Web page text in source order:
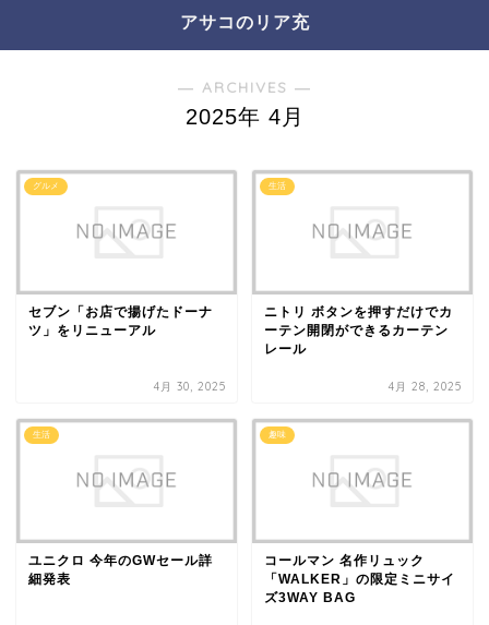
アサコのリア充
― ARCHIVES ―
2025年 4月
グルメ
セブン「お店で揚げたドーナ
ツ」をリニューアル
4月 30, 2025
生活
ニトリ ボタンを押すだけでカ
ーテン開閉ができるカーテン
レール
4月 28, 2025
生活
ユニクロ 今年のGWセール詳
細発表
趣味
コールマン 名作リュック
「WALKER」の限定ミニサイ
ズ3WAY BAG